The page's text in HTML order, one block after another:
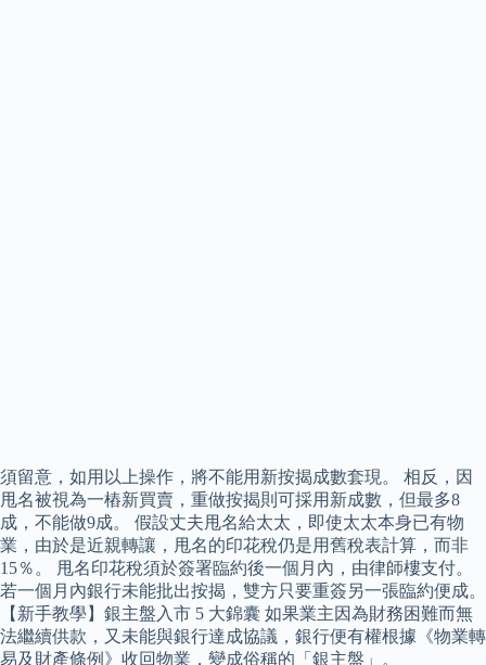
須留意，如用以上操作，將不能用新按揭成數套現。 相反，因
甩名被視為一樁新買賣，重做按揭則可採用新成數，但最多8
成，不能做9成。 假設丈夫甩名給太太，即使太太本身已有物
業，由於是近親轉讓，甩名的印花稅仍是用舊稅表計算，而非
15％。 甩名印花稅須於簽署臨約後一個月內，由律師樓支付。
若一個月內銀行未能批出按揭，雙方只要重簽另一張臨約便成。
【新手教學】銀主盤入市 5 大錦囊 如果業主因為財務困難而無
法繼續供款，又未能與銀行達成協議，銀行便有權根據《物業轉
易及財產條例》收回物業，變成俗稱的「銀主盤」。